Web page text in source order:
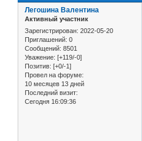
Легошина Валентина
Активный участник
Зарегистрирован: 2022-05-20
Приглашений: 0
Сообщений: 8501
Уважение: [+119/-0]
Позитив: [+0/-1]
Провел на форуме:
10 месяцев 13 дней
Последний визит:
Сегодня 16:09:36